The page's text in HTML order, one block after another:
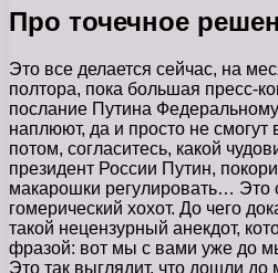
Про точечное
Это все делается сейчас, на
полтора, пока большая пресс-
послание Путина
наплюют, да и просто не
потом, согласитесь, какой
президент России Путин,
макарошки регулировать… Это
гомерический хохот. До чего
такой нецензурный анекдот,
фразой: вот мы с вами уже до
Это так выглядит, что дошли